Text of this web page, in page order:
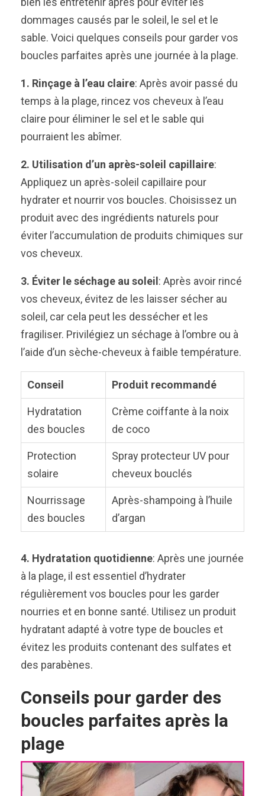
dommages causés par le soleil, le sel et le
sable. Voici quelques conseils pour garder vos
boucles parfaites après une journée à la plage.
1. Rinçage à l’eau claire: Après avoir passé du
temps à la plage, rincez vos cheveux à l’eau
claire pour éliminer le sel et le sable qui
pourraient les abîmer.
2. Utilisation d’un après-soleil capillaire:
Appliquez un après-soleil capillaire pour
hydrater et nourrir vos boucles. Choisissez un
produit avec des ingrédients naturels pour
éviter l’accumulation de produits chimiques sur
vos cheveux.
3. Éviter le séchage au soleil : Après avoir rincé
vos cheveux, évitez de les laisser sécher au
soleil, car cela peut les dessécher et les
fragiliser. Privilégiez un séchage à l’ombre ou à
l’aide d’un sèche-cheveux à faible température.
Conseil Produit recommandé
Hydratation
des boucles
Crème coiffante à la noix
de coco
Protection
solaire
Spray protecteur UV pour
cheveux bouclés
Nourrissage
des boucles
Après-shampoing à l’huile
d’argan
4. Hydratation quotidienne: Après une journée
à la plage, il est essentiel d’hydrater
régulièrement vos boucles pour les garder
nourries et en bonne santé. Utilisez un produit
hydratant adapté à votre type de boucles et
évitez les produits contenant des sulfates et
des parabènes.
Conseils pour garder des
boucles parfaites après la
plage